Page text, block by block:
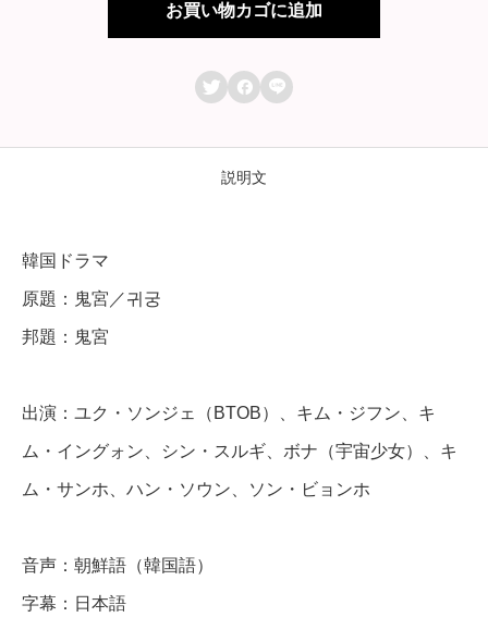
V
D
B
l
u
r
a
お買い物カゴに追加
  
説明文
韓国ドラマ
原題：鬼宮／귀궁
邦題：鬼宮
出演：ユク・ソンジェ（BTOB）、キム・ジフン、キ
ム・イングォン、シン・スルギ、ボナ（宇宙少女）、キ
ム・サンホ、ハン・ソウン、ソン・ビョンホ
音声：朝鮮語（韓国語）
字幕：日本語